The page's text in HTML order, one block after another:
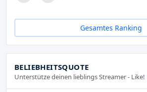
Gesamtes Ranking
BELIEBHEITSQUOTE
Unterstütze deinen lieblings Streamer - Like!